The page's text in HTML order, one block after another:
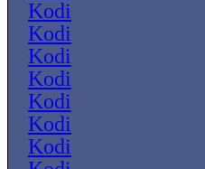
Kodi
Kodi
Kodi
Kodi
Kodi
Kodi
Kodi